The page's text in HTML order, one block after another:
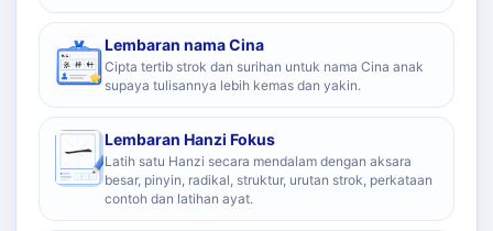
Lembaran nama Cina
Cipta tertib strok dan surihan untuk nama Cina anak
supaya tulisannya lebih kemas dan yakin.
Lembaran Hanzi Fokus
Latih satu Hanzi secara mendalam dengan aksara
besar, pinyin, radikal, struktur, urutan strok, perkataan
contoh dan latihan ayat.